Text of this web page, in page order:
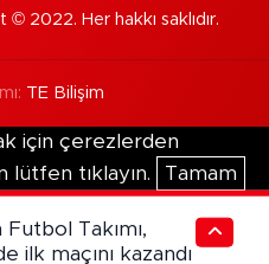
2022. Her hakkı saklıdır.
TE Bilişim
için çerezlerden
lütfen tıklayın.
Tamam
Takımı,
ilk maçını kazandı